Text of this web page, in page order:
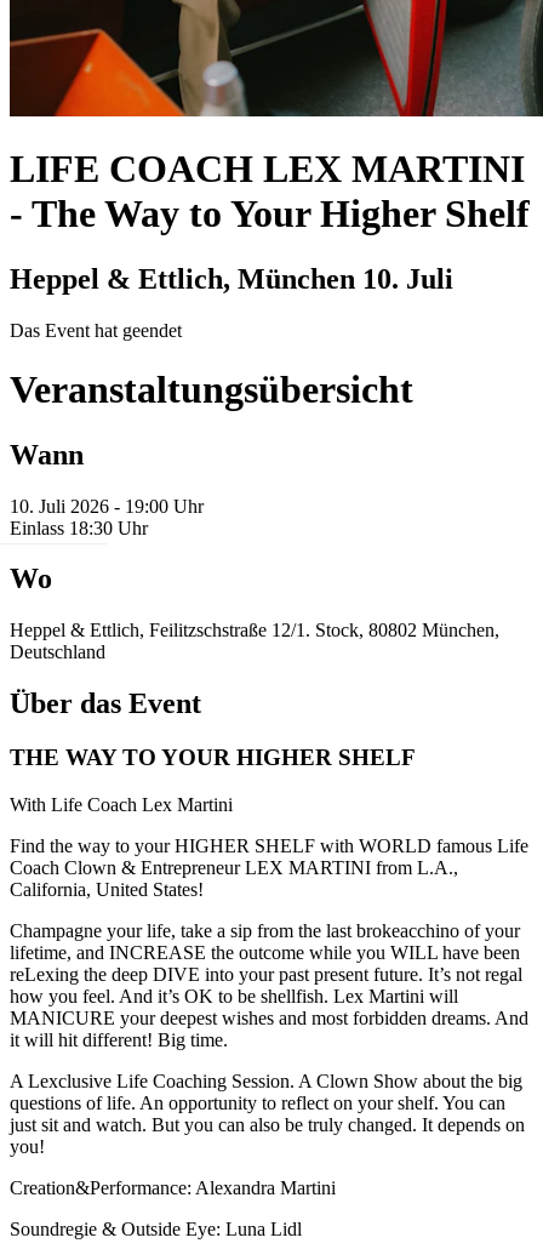
LIFE COACH LEX MARTINI
- The Way to Your Higher Shelf
Heppel & Ettlich, München 10. Juli
Das Event hat geendet
Veranstaltungsübersicht
Wann
10. Juli 2026 - 19:00 Uhr
Einlass 18:30 Uhr
Wo
Heppel & Ettlich, Feilitzschstraße 12/1. Stock, 80802 München,
Deutschland
Über das Event
THE WAY TO YOUR HIGHER SHELF
With Life Coach Lex Martini
Find the way to your HIGHER SHELF with WORLD famous Life
Coach Clown & Entrepreneur LEX MARTINI from L.A.,
California, United States!
Champagne your life, take a sip from the last brokeacchino of your
lifetime, and INCREASE the outcome while you WILL have been
reLexing the deep DIVE into your past present future. It’s not regal
how you feel. And it’s OK to be shellfish. Lex Martini will
MANICURE your deepest wishes and most forbidden dreams. And
it will hit different! Big time.
A Lexclusive Life Coaching Session. A Clown Show about the big
questions of life. An opportunity to reflect on your shelf. You can
just sit and watch. But you can also be truly changed. It depends on
you!
Creation&Performance: Alexandra Martini
Soundregie & Outside Eye: Luna Lidl